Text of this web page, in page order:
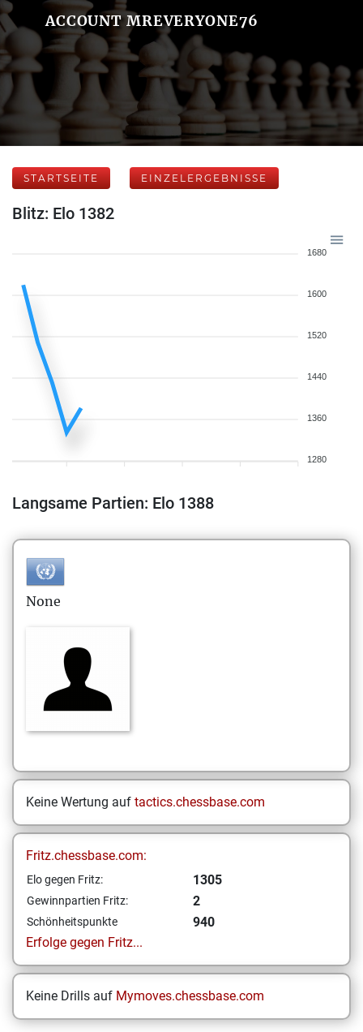
ACCOUNT MREVERYONE76
STARTSEITE EINZELERGEBNISSE
Blitz: Elo 1382
1680
1600
1520
1440
1360
1280
Langsame Partien: Elo 1388
None
Keine Wertung auf tactics.chessbase.com
Fritz.chessbase.com:
Elo gegen Fritz: 1305
Gewinnpartien Fritz: 2
Schönheitspunkte
940
Erfolge gegen Fritz...
Keine Drills auf Mymoves.chessbase.com